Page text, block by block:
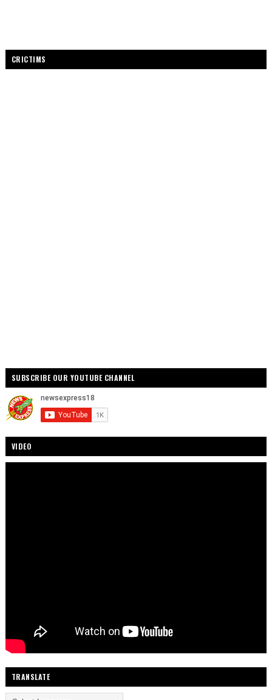
CRICTIMS
SUBSCRIBE OUR YOUTUBE CHANNEL
VIDEO
TRANSLATE